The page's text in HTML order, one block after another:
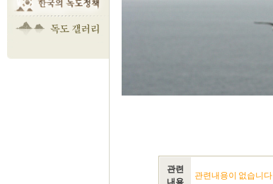
관련
내용
관련내용이 없습니다